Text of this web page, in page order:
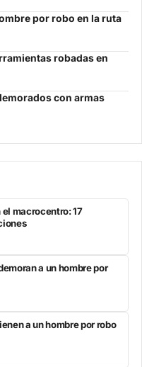
por robo en la ruta
robadas en
con armas
macrocentro: 17
a un hombre por
a un hombre por robo